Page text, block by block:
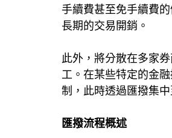
手續費甚至免手續費
長期的交易開銷。
此外，將分散在多家
工。在某些特定的金
制，此時透過匯撥集
匯撥流程概述